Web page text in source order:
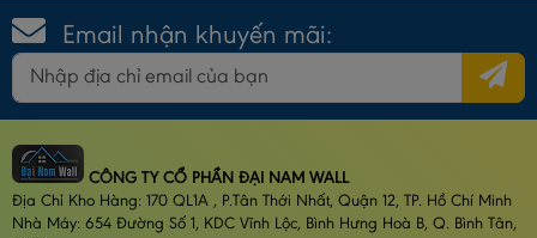
Email nhận khuyến mãi:
CÔNG TY CỔ PHẦN ĐẠI NAM WALL
Địa Chỉ Kho Hàng: 170 QL1A , P.Tân Thới Nhất, Quận 12, TP. Hồ Chí Minh
Nhà Máy: 654 Đường Số 1, KDC Vĩnh Lộc, Bình Hưng Hoà B, Q. Bình Tân,